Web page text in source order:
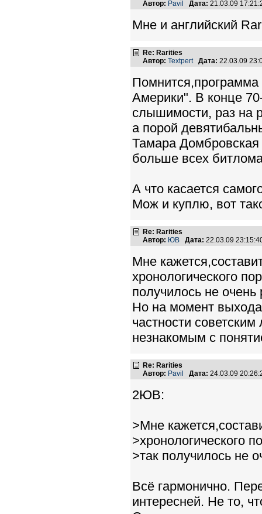
Автор: Pavil Дата: 21.03.09
Мне и английский
Re: Rarities
Автор: Textpert Дата: 22.03.09
Америки". В конце
слышимости, раз на
а порой
Тамара
больше всех
А что касается
Мож и куплю, вот
Re: Rarities
Автор: ЮВ Дата: 22.03.09
Мне
хронологического
получилось не
Но на момент
частности
незнакомым с
Re: Rarities
Автор: Pavil Дата: 24.03.09
2ЮВ:
>Мне
>хронологического
>так получилось не
Всё гармонично.
интересней. Не то,